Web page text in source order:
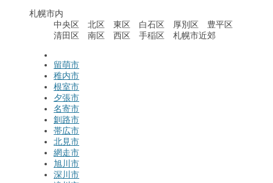
札幌市内
中央区 北区 東区 白石区 厚別区 豊平区
清田区 南区 西区 手稲区 札幌市近郊
留萌市
稚内市
根室市
夕張市
名寄市
釧路市
帯広市
北見市
網走市
旭川市
深川市